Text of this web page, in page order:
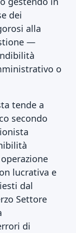
dei
alla
—
o
tende a
secondo
lucrativa e
dal
Settore
di